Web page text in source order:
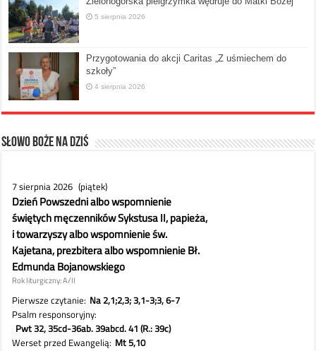
5 sierpnia 2026
Przygotowania do akcji Caritas „Z uśmiechem do
szkoły”
4 sierpnia 2026
Słowo Boże na dziś